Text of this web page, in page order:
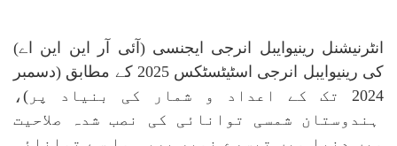
انٹرنیشنل رینیوایبل انرجی ایجنسی (آئی آر این این اے)
کی رینیوایبل انرجی اسٹیٹسٹکس 2025 کے مطابق (دسمبر
2024 تک کے اعداد و شمار کی بنیاد پر)،
ہندوستان شمسی توانائی کی نصب شدہ صلاحیت